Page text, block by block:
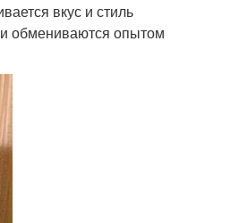
вкус и стиль
обмениваются опытом